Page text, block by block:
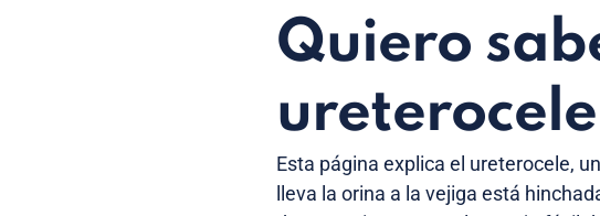
Quiero
ureterocele
Esta página explica el ureterocele,
lleva la orina a la vejiga está